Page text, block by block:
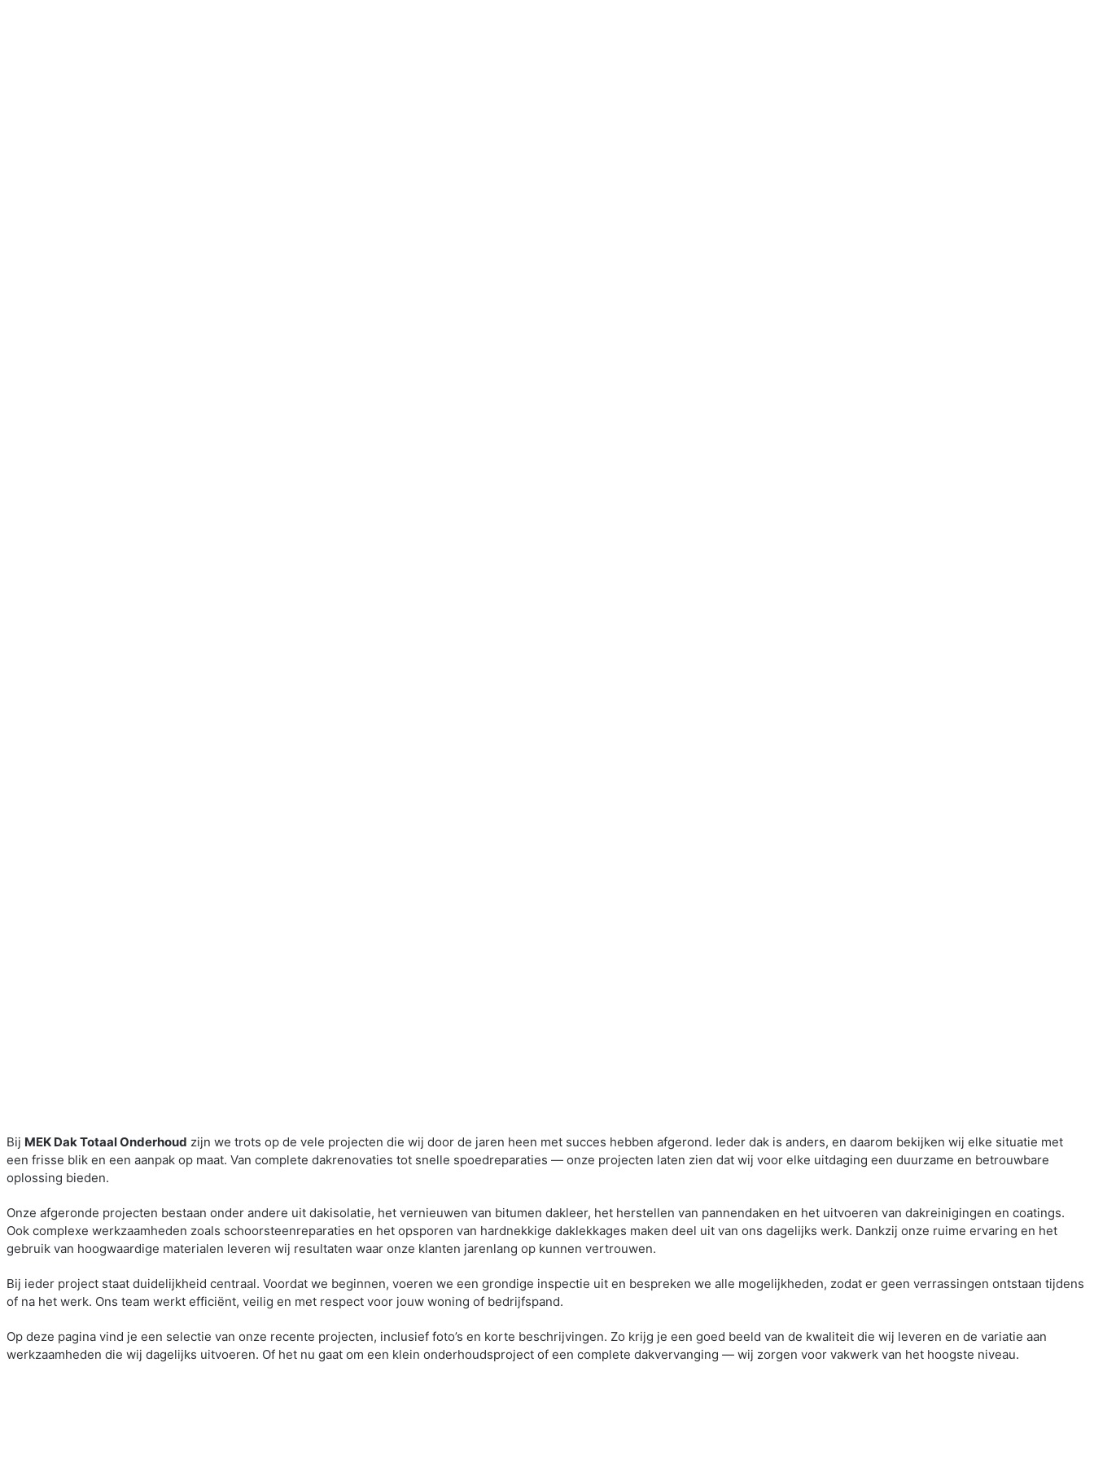
Bij MEK Dak Totaal Onderhoud zijn we trots op de vele projecten die wij door de jaren heen met succes hebben afgerond. Ieder dak is anders, en daarom bekijken wij elke situatie met
een frisse blik en een aanpak op maat. Van complete dakrenovaties tot snelle spoedreparaties — onze projecten laten zien dat wij voor elke uitdaging een duurzame en betrouwbare
oplossing bieden.
Onze afgeronde projecten bestaan onder andere uit dakisolatie, het vernieuwen van bitumen dakleer, het herstellen van pannendaken en het uitvoeren van dakreinigingen en coatings.
Ook complexe werkzaamheden zoals schoorsteenreparaties en het opsporen van hardnekkige daklekkages maken deel uit van ons dagelijks werk. Dankzij onze ruime ervaring en het
gebruik van hoogwaardige materialen leveren wij resultaten waar onze klanten jarenlang op kunnen vertrouwen.
Bij ieder project staat duidelijkheid centraal. Voordat we beginnen, voeren we een grondige inspectie uit en bespreken we alle mogelijkheden, zodat er geen verrassingen ontstaan tijdens
of na het werk. Ons team werkt efficiënt, veilig en met respect voor jouw woning of bedrijfspand.
Op deze pagina vind je een selectie van onze recente projecten, inclusief foto’s en korte beschrijvingen. Zo krijg je een goed beeld van de kwaliteit die wij leveren en de variatie aan
werkzaamheden die wij dagelijks uitvoeren. Of het nu gaat om een klein onderhoudsproject of een complete dakvervanging — wij zorgen voor vakwerk van het hoogste niveau.